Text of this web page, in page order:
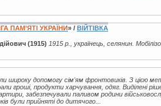
ПАМ’ЯТІ УКРАЇНИ» / ВІЙТІВКА
(1915) 1915 р., українець, селянин.
широку допомогу сім'ям фронтовиків. З цією
гроші, продукти харчування, одяг. Виділені
забезпечували паливом родини
були прийняті до дитячого...